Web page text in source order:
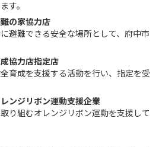
す。
の家協力店
避難できる安全な場所として、府中市
協力店指定店
育成を支援する活動を行い、指定を受
ンジリボン運動支援企業
り組むオレンジリボン運動を支援して